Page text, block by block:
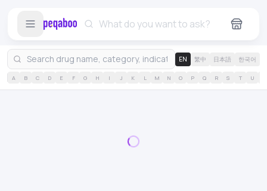
EN 繁中 日本語 한국어
A B C D E F G H I J K L M N O P Q R S T U